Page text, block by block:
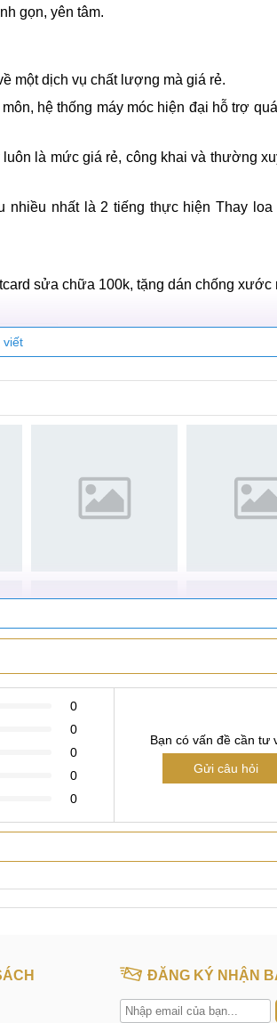
năng loa.
tới lỗi làm cho loa bị rè, khiến cho âm
này bạn nên tìm cho mình một địa
tin dùng, tất cả các dịch vụ liên quan
gọn, yên tâm.
một dịch vụ chất lượng mà giá rẻ.
hệ thống máy móc hiện đại hỗ trợ
là mức giá rẻ, công khai và thường
nhiều nhất là 2 tiếng thực hiện Thay loa
Samsung Galaxy A42. Quý khách
vụ quý khách!
Hệ thống sửa chữa
Bạn có vấn đề cần tư